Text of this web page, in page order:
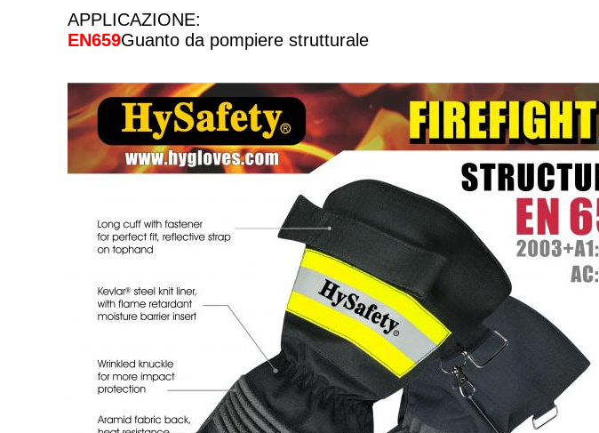
APPLICAZIONE:
EN659Guanto da pompiere strutturale